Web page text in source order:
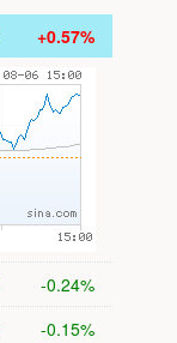
+0.57%
-0.24%
-0.15%